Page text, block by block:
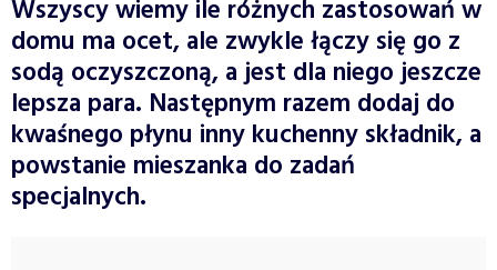
Wszyscy wiemy ile różnych zastosowań w
domu ma ocet, ale zwykle łączy się go z
sodą oczyszczoną, a jest dla niego jeszcze
lepsza para. Następnym razem dodaj do
kwaśnego płynu inny kuchenny składnik, a
powstanie mieszanka do zadań
specjalnych.